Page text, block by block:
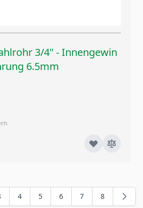
3/4" - Innengewin
6.5mm
Seite
Seite
4 Seite
5 Seite
6 Seite
7 Seite
8